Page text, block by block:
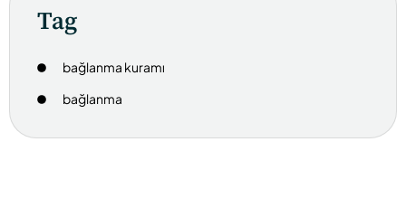
Tag
bağlanma kuramı
bağlanma